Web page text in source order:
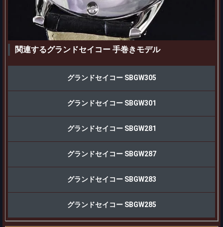
関連するグランドセイコー 手巻きモデル
グランドセイコー SBGW305
グランドセイコー SBGW301
グランドセイコー SBGW281
グランドセイコー SBGW287
グランドセイコー SBGW283
グランドセイコー SBGW285